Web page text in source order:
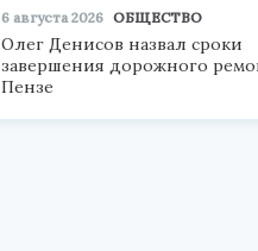
6 августа 2026 ОБЩЕСТВО
Олег Денисов назвал сроки
завершения дорожного
Пензе